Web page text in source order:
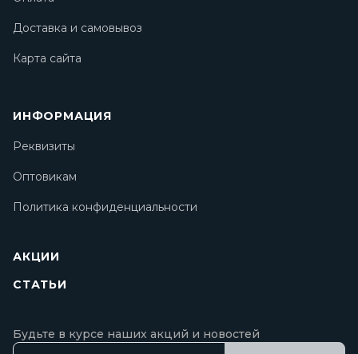
Доставка и самовывоз
Карта сайта
ИНФОРМАЦИЯ
Реквизиты
Оптовикам
Политика конфиденциальности
АКЦИИ
СТАТЬИ
Будьте в курсе наших акций и новостей